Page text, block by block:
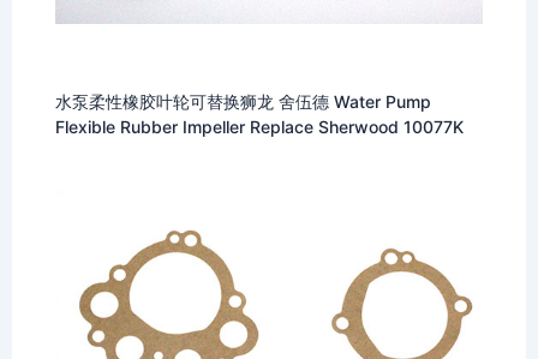
水泵柔性橡胶叶轮可替换狮龙 舍伍德 Water Pump
Flexible Rubber Impeller Replace Sherwood 10077K